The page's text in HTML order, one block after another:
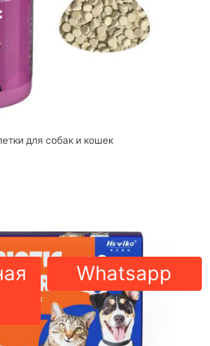
для собак и кошек
Whatsapp